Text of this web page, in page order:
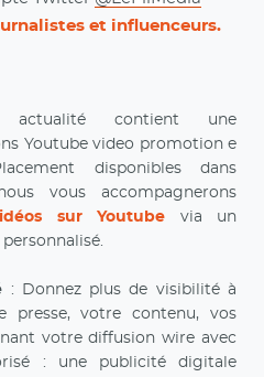
et influenceurs.
contient une
Youtube video promotion e
disponibles dans
vous accompagnerons
sur Youtube via un
: Donnez plus de visibilité à
presse, votre contenu, vos
votre diffusion wire avec
: une publicité digitale